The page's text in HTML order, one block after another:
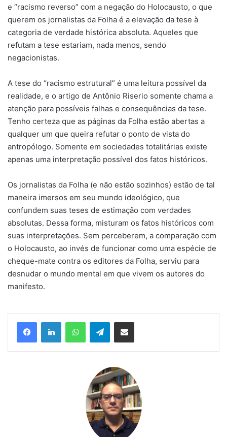
e “racismo reverso” com a negação do Holocausto, o que
querem os jornalistas da Folha é a elevação da tese à
categoria de verdade histórica absoluta. Aqueles que
refutam a tese estariam, nada menos, sendo
negacionistas.
A tese do “racismo estrutural” é uma leitura possível da
realidade, e o artigo de Antônio Riserio somente chama a
atenção para possíveis falhas e consequências da tese.
Tenho certeza que as páginas da Folha estão abertas a
qualquer um que queira refutar o ponto de vista do
antropólogo. Somente em sociedades totalitárias existe
apenas uma interpretação possível dos fatos históricos.
Os jornalistas da Folha (e não estão sozinhos) estão de tal
maneira imersos em seu mundo ideológico, que
confundem suas teses de estimação com verdades
absolutas. Dessa forma, misturam os fatos históricos com
suas interpretações. Sem perceberem, a comparação com
o Holocausto, ao invés de funcionar como uma espécie de
cheque-mate contra os editores da Folha, serviu para
desnudar o mundo mental em que vivem os autores do
manifesto.
Telegram